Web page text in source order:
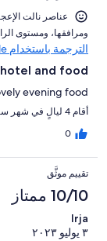
ومرافقها⁩، و⁦مستوى الراحة في الغرفة⁩
الترجمة باستخدام Google
and food
evening food.
أقام 4 ليالٍ في شهر سبتمبر عام 2023
0
تقييم موثَّق
10/10 ممتاز
Irja
٣ يوليو ٢٠٢٣